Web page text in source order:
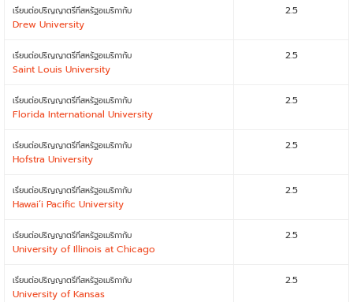
เรียนต่อปริญญาตรีที่สหรัฐอเมริกากับ
Drew University
2.5
เรียนต่อปริญญาตรีที่สหรัฐอเมริกากับ
Saint Louis University
2.5
เรียนต่อปริญญาตรีที่สหรัฐอเมริกากับ
Florida International University
2.5
เรียนต่อปริญญาตรีที่สหรัฐอเมริกากับ
Hofstra University
2.5
เรียนต่อปริญญาตรีที่สหรัฐอเมริกากับ
Hawai’i Pacific University
2.5
เรียนต่อปริญญาตรีที่สหรัฐอเมริกากับ
University of Illinois at Chicago
2.5
เรียนต่อปริญญาตรีที่สหรัฐอเมริกากับ
University of Kansas
2.5